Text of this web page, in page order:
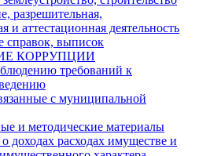
разрешительная,
и аттестационная деятельность
справок, выписок
КОРРУПЦИИ
требований к
с муниципальной
и методические материалы
доходах расходах имуществе и